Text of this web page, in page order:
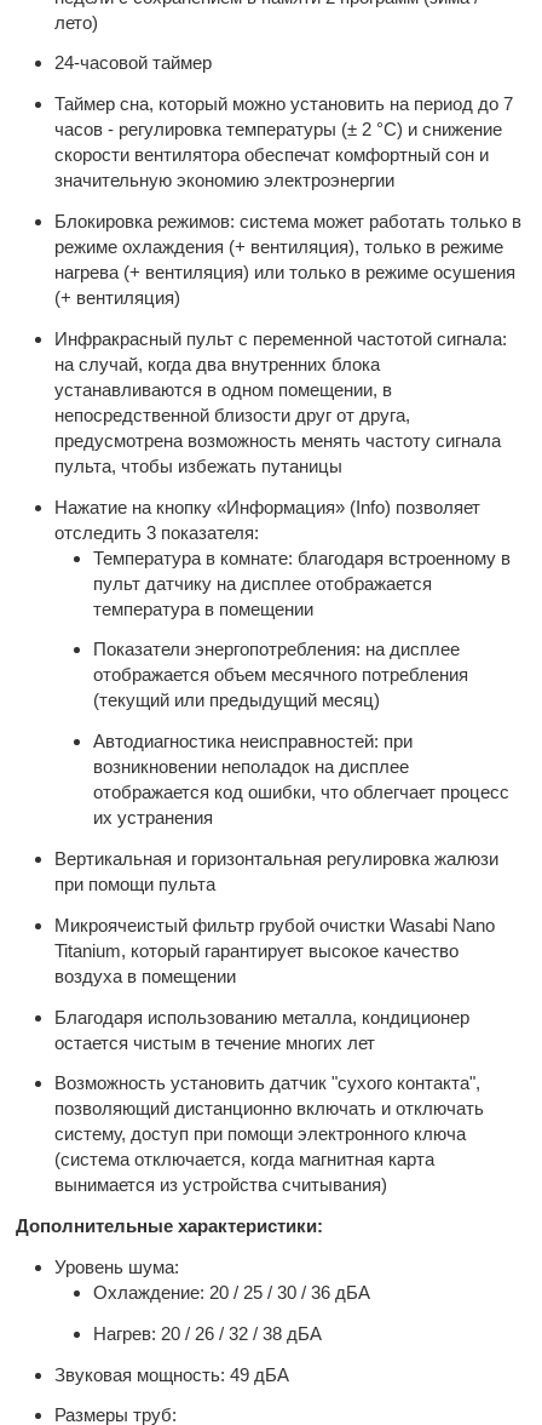
лето)
24-часовой таймер
Таймер сна, который можно установить на период до 7
часов - регулировка температуры (± 2 °C) и снижение
скорости вентилятора обеспечат комфортный сон и
значительную экономию электроэнергии
Блокировка режимов: система может работать только в
режиме охлаждения (+ вентиляция), только в режиме
нагрева (+ вентиляция) или только в режиме осушения
(+ вентиляция)
Инфракрасный пульт с переменной частотой сигнала:
на случай, когда два внутренних блока
устанавливаются в одном помещении, в
непосредственной близости друг от друга,
предусмотрена возможность менять частоту сигнала
пульта, чтобы избежать путаницы
Нажатие на кнопку «Информация» (Info) позволяет
отследить 3 показателя:
Температура в комнате: благодаря встроенному в
пульт датчику на дисплее отображается
температура в помещении
Показатели энергопотребления: на дисплее
отображается объем месячного потребления
(текущий или предыдущий месяц)
Автодиагностика неисправностей: при
возникновении неполадок на дисплее
отображается код ошибки, что облегчает процесс
их устранения
Вертикальная и горизонтальная регулировка жалюзи
при помощи пульта
Микроячеистый фильтр грубой очистки Wasabi Nano
Titanium, который гарантирует высокое качество
воздуха в помещении
Благодаря использованию металла, кондиционер
остается чистым в течение многих лет
Возможность установить датчик "сухого контакта",
позволяющий дистанционно включать и отключать
систему, доступ при помощи электронного ключа
(система отключается, когда магнитная карта
вынимается из устройства считывания)
Дополнительные характеристики:
Уровень шума:
Охлаждение: 20 / 25 / 30 / 36 дБА
Нагрев: 20 / 26 / 32 / 38 дБА
Звуковая мощность: 49 дБА
Размеры труб: